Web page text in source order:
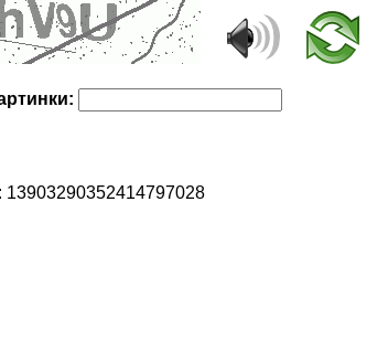
13903290352414797028